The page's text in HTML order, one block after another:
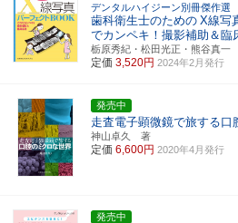
デンタルハイジーン別冊傑作選
歯科衛生士のための X線写
でカンペキ！撮影補助＆臨
栃原秀紀・松田光正・熊谷真
定価 3,520円 2024年2月発行
発売中
走査電子顕微鏡で旅する口
神山卓久 著
定価 6,600円 2020年4月発行
発売中